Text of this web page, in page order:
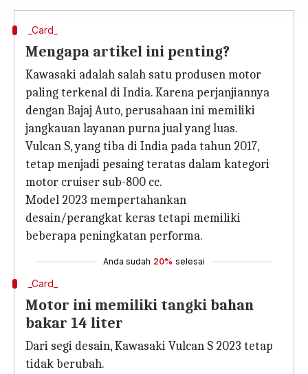
_Card_
Mengapa artikel ini penting?
Kawasaki adalah salah satu produsen motor
paling terkenal di India. Karena perjanjiannya
dengan Bajaj Auto, perusahaan ini memiliki
jangkauan layanan purna jual yang luas.
Vulcan S, yang tiba di India pada tahun 2017,
tetap menjadi pesaing teratas dalam kategori
motor cruiser sub-800 cc.
Model 2023 mempertahankan
desain/perangkat keras tetapi memiliki
beberapa peningkatan performa.
Anda sudah 20% selesai
_Card_
Motor ini memiliki tangki bahan
bakar 14 liter
Dari segi desain, Kawasaki Vulcan S 2023 tetap
tidak berubah.